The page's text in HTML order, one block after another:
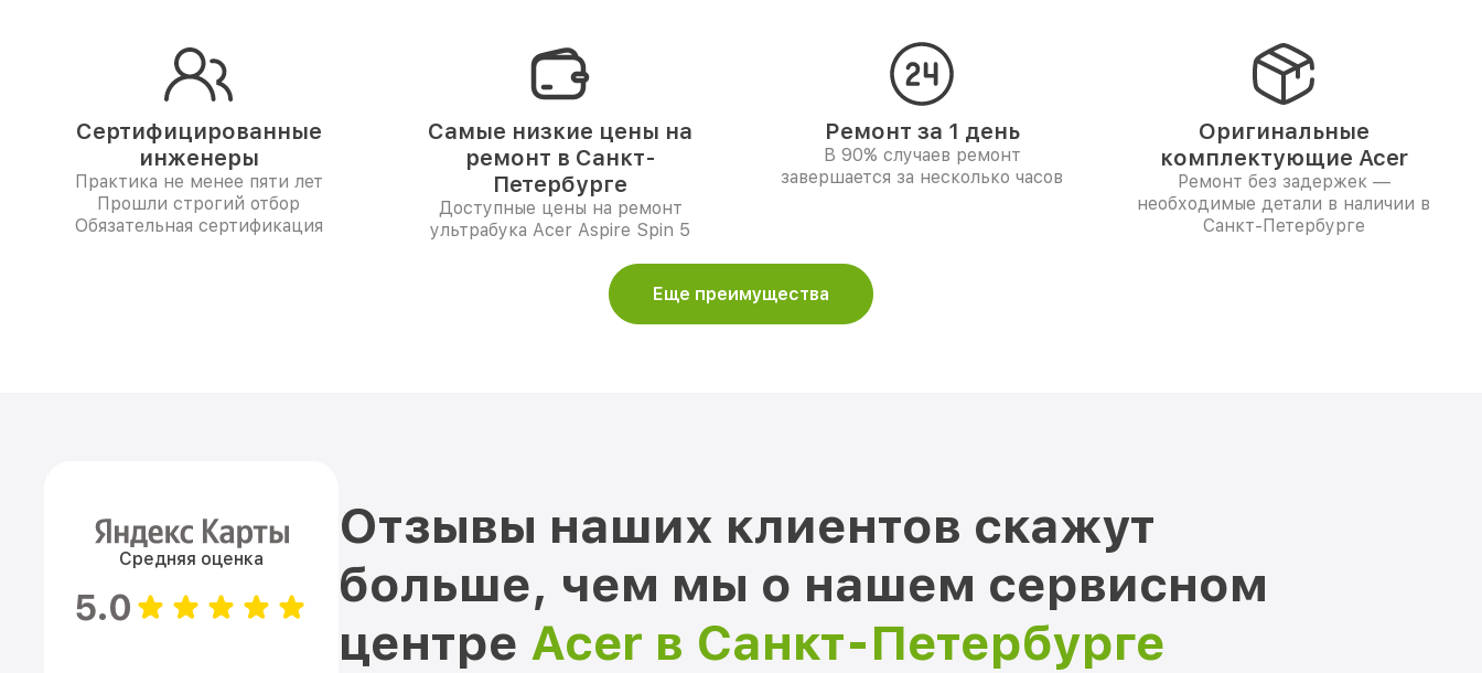
Сертифицированные
инженеры
Практика не менее пяти лет
Прошли строгий отбор
Обязательная сертификация
Самые низкие цены на
ремонт в Санкт-
Петербурге
Доступные цены на ремонт
ультрабука Acer Aspire Spin 5
Ремонт за 1 день
В 90% случаев ремонт
завершается за несколько часов
Оригинальные
комплектующие Acer
Ремонт без задержек —
необходимые детали в наличии в
Санкт-Петербурге
Еще преимущества
Средняя оценка
5.0
Отзывы наших клиентов скажут
больше, чем мы о нашем сервисном
центре Acer в Санкт-Петербурге